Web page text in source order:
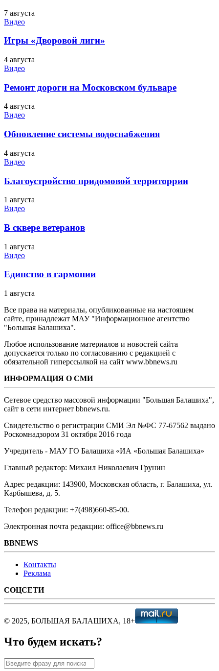
7 августа
Видео
Игры «Дворовой лиги»
4 августа
Видео
Ремонт дороги на Московском бульваре
4 августа
Видео
Обновление системы водоснабжения
4 августа
Видео
Благоустройство придомовой территоррии
1 августа
Видео
В сквере ветеранов
1 августа
Видео
Единство в гармонии
1 августа
Все права на материалы, опубликованные на настоящем
сайте, принадлежат МАУ "Информационное агентство
"Большая Балашиха".
Любое использование материалов и новостей сайта
допускается только по согласованию с редакцией с
обязательной гиперссылкой на сайт www.bbnews.ru
ИНФОРМАЦИЯ О СМИ
Сетевое средство массовой информации "Большая Балашиха",
сайт в сети интернет bbnews.ru.
Свидетельство о регистрации СМИ Эл №ФС ‎77-67562 выдано
Роскомнадзором 31 октября 2016 года
Учредитель - МАУ ГО Балашиха «ИА «Большая Балашиха»
Главный редактор: Михаил Николаевич Грунин
Адрес редакции: 143900, Московская область, г. Балашиха, ул.
Карбышева, д. 5.
Телефон редакции: +7(498)660-85-00.
Электронная почта редакции: office@bbnews.ru
BBNEWS
Контакты
Реклама
СОЦСЕТИ
© 2025, БОЛЬШАЯ БАЛАШИХА, 18+
Что будем искать?